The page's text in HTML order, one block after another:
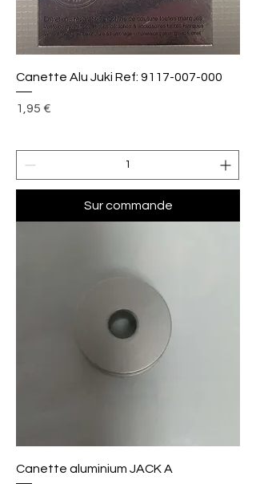
Canette Alu Juki Ref: 9117-007-000
Prix
1,95 €
Sur commande
Canette aluminium JACK A